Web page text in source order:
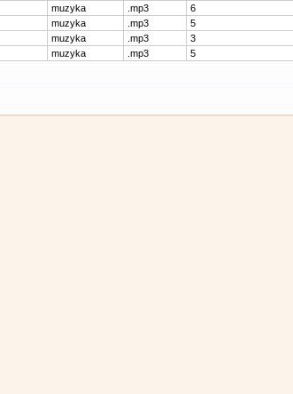
muzyka .mp3 6
muzyka .mp3 5
muzyka .mp3 3
muzyka .mp3 5